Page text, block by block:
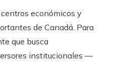
económicos y
de Canadá. Para
que busca
institucionales —